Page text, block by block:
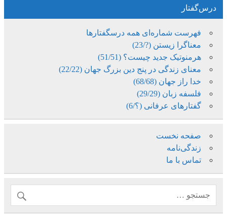
درس‌گفتار
فهرست شماره‌ای همه درسگفتارها
معناگرا زیستن (?/23)
هرمنوتیک جدید چیست؟ (51/51)
معنای زندگی در پنج دین بزرگ جهان (22/22)
خدا راز جهان (68/68)
فلسفه زبان (29/29)
گفتارهای عرفانی (؟/6)
صفحه نخست
زندگی‌نامه
تماس با ما